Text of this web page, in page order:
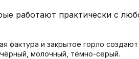
работают практически с
фактура и закрытое горло создают
молочный, тёмно-серый.